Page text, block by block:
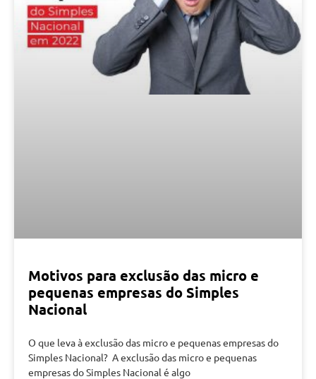
Motivos para exclusão das micro e
pequenas empresas do Simples
Nacional
O que leva à exclusão das micro e pequenas empresas do
Simples Nacional? A exclusão das micro e pequenas
empresas do Simples Nacional é algo